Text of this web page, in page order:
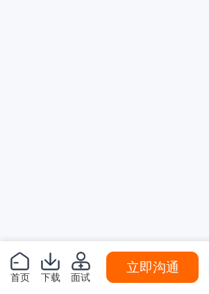
首页 下载 面试
立即沟通